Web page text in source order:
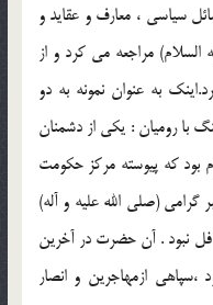
سياسي ، معارف و عقايد و
السلام) مراجعه مي كرد و از
به عنوان نمونه به دو
با روميان : يكي از دشمنان
كه پيوسته مركز حكومت
گرامي (صلی الله علیه و آله)
نبود . آن حضرت در آخرين
ازمهاجرين و انصار